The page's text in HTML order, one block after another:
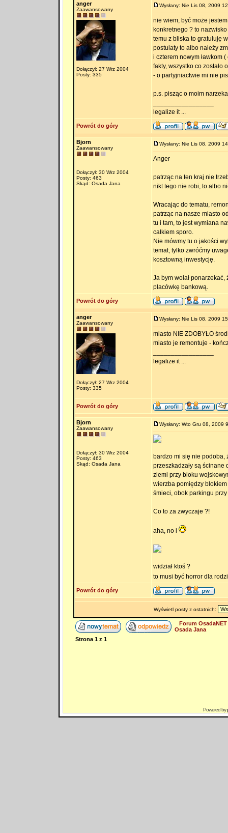
anger
Zaawansowany
Dołączył: 27 Wrz 2004
Posty: 335
Wysłany: Nie Lis 08, 2009
nie wiem, być może
konkretnego ? to
temu z bliska to gratuluję
postulaty to albo należy
i czterem nowym ławkom
fakty, wszystko co zostało
- o partyjniactwie mi nie
p.s. pisząc o moim
legalize it ...
Powrót do góry
Bjorn
Zaawansowany
Dołączył: 30 Wrz 2004
Posty: 463
Skąd: Osada Jana
Wysłany: Nie Lis 08, 2009
Anger
patrząc na ten kraj nie
nikt tego nie robi, to albo
Wracając do tematu,
patrząc na nasze miasto
tu i tam, to jest wymiana
całkiem sporo.
Nie mówmy tu o jakości
temat, tylko zwróćmy
kosztowną inwestycję.
Ja bym wolał
placówkę bankową.
Powrót do góry
anger
Zaawansowany
Dołączył: 27 Wrz 2004
Posty: 335
Wysłany: Nie Lis 08, 2009
miasto NIE ZDOBYŁO
miasto je remontuje -
legalize it ...
Powrót do góry
Bjorn
Zaawansowany
Dołączył: 30 Wrz 2004
Posty: 463
Skąd: Osada Jana
Wysłany: Wto Gru 08, 2009
bardzo mi się nie podoba,
przeszkadzały są ścinane
ziemi przy bloku
wierzba pomiędzy
śmieci, obok parkingu
Co to za zwyczaje ?!
aha, no i
widział ktoś ?
to musi być horror dla
Powrót do góry
Wyświetl posty z ostatnich:
Forum
Osada Jana
Strona 1z 1
Powered by